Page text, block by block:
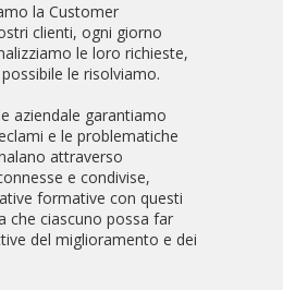
la Customer
clienti, ogni giorno
le loro richieste,
le risolviamo.
aziendale garantiamo
e le problematiche
attraverso
e condivise,
formative con questi
che ciascuno possa far
del miglioramento e dei